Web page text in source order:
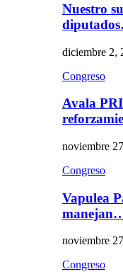
Nuestro
diciembre 2,
Congreso
Avala
noviembre
Congreso
Vapulea
noviembre
Congreso